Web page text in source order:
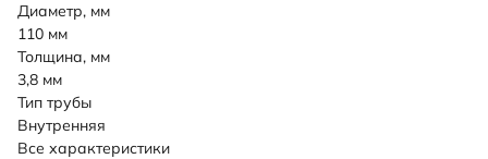
Диаметр, мм
110 мм
Толщина, мм
3,8 мм
Тип трубы
Внутренняя
Все характеристики